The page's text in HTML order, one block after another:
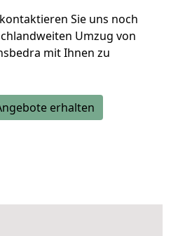
Sie uns noch
Umzug von
mit Ihnen zu
erhalten